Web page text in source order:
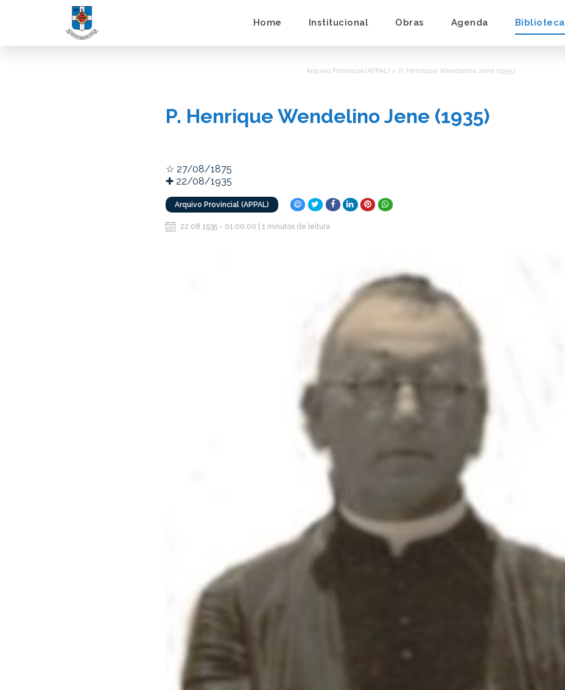
Home Institucional Obras Agenda Biblioteca
Arquivo Provincial (APPAL) > P. Henrique Wendelino Jene (1935)
P. Henrique Wendelino Jene (1935)
☆ 27/08/1875
✚ 22/08/1935
Arquivo Provincial (APPAL)
22.08.1935 - 01:00:00 | 1 minutos de leitura